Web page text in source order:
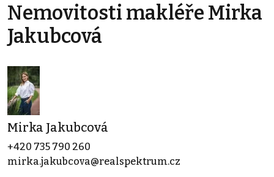
Nemovitosti makléře Mirka
Jakubcová
Mirka Jakubcová
+420 735 790 260
mirka.jakubcova@realspektrum.cz